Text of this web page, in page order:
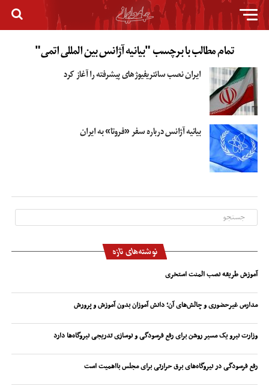
تمام مطالب با برچسب "بیانیه آژانس بین المللی اتمی"
ایران نصب سانتریفیوژهای پیشرفته‌ را آغاز کرد
بیانیه آژانس درباره سفر «فروتا» به ایران
نوشته‌های تازه
آموزش طریقه نصب المنت استخری
مدارس غیرحضوری و چالش‌های آن؛ دانش آموزان بدون آموزش و پرورش
وزارت نیرو یک مسیر روشن برای رفع فرسودگی و نوسازی تدریجی نیروگاه‌ها دارد
رفع فرسودگی در نیروگاه‌های برق حرارتی برای مجلس بااهمیت است